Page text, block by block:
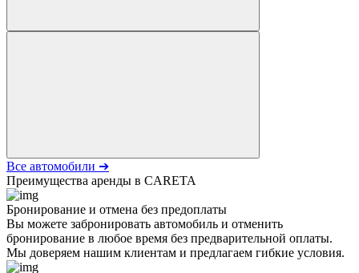
Все автомобили ➔
Преимущества аренды в CARETA
Бронирование и отмена без предоплаты
Вы можете забронировать автомобиль и отменить
бронирование в любое время без предварительной оплаты.
Мы доверяем нашим клиентам и предлагаем гибкие условия.